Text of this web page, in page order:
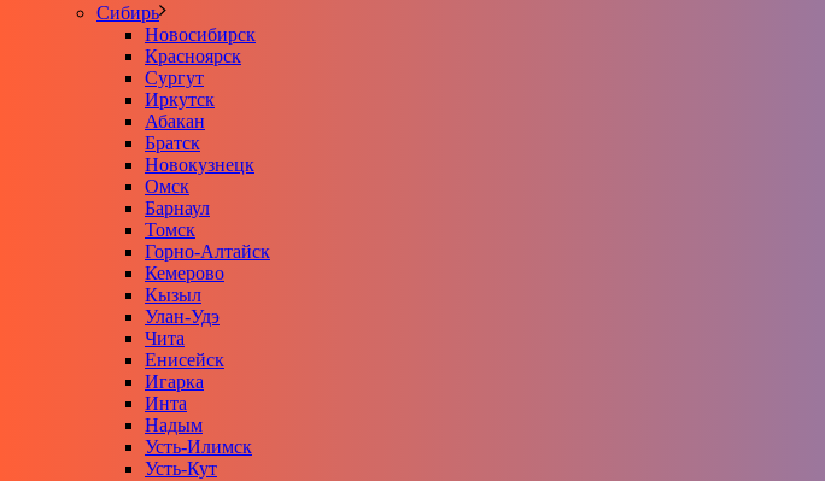
Сибирь
Новосибирск
Красноярск
Сургут
Иркутск
Абакан
Братск
Новокузнецк
Омск
Барнаул
Томск
Горно-Алтайск
Кемерово
Кызыл
Улан-Удэ
Чита
Енисейск
Игарка
Инта
Надым
Усть-Илимск
Усть-Кут